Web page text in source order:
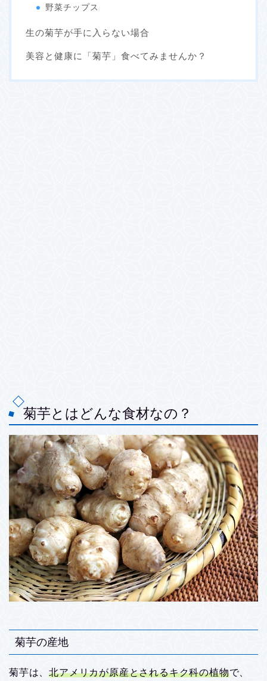
野菜チップス
生の菊芋が手に入らない場合
美容と健康に「菊芋」食べてみませんか？
菊芋とはどんな食材なの？
菊芋の産地
菊芋は、北アメリカが原産とされるキク科の植物で、